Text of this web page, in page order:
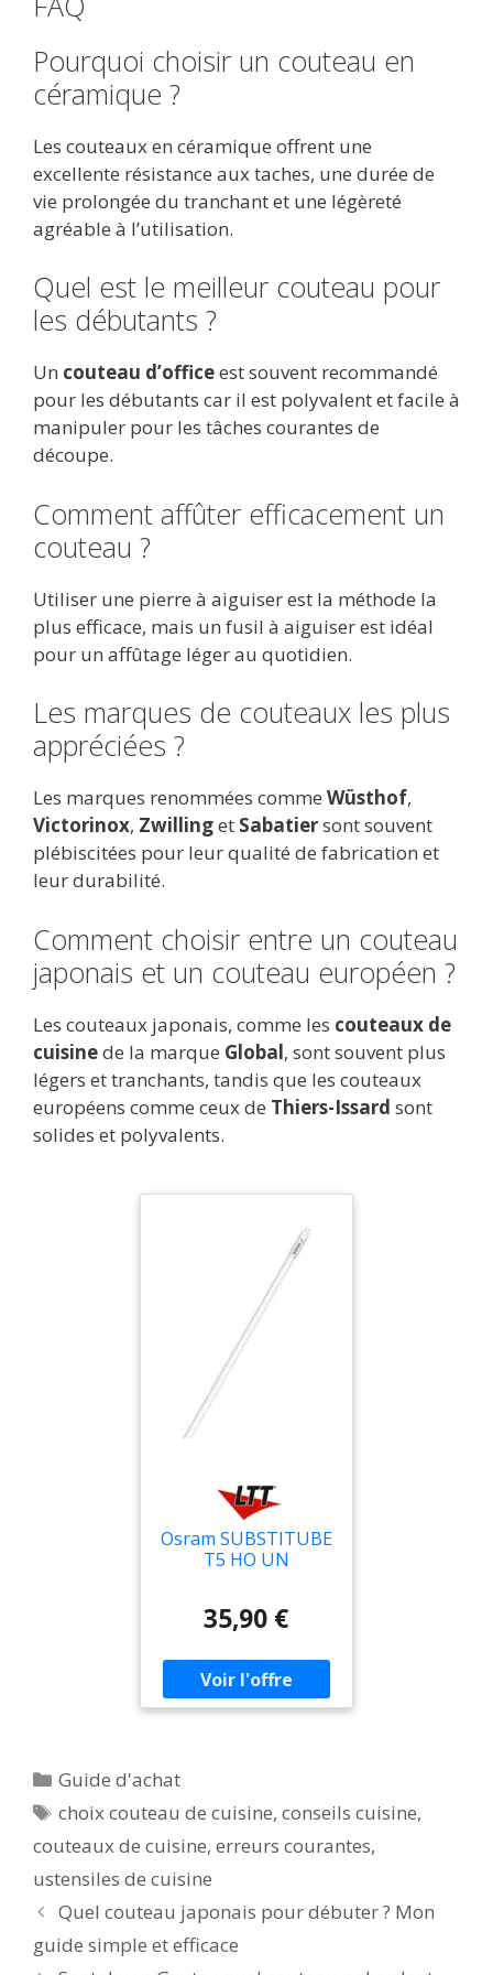
Pourquoi choisir un couteau en
céramique ?
Les couteaux en céramique offrent une
excellente résistance aux taches, une durée de
vie prolongée du tranchant et une légèreté
agréable à l’utilisation.
Quel est le meilleur couteau pour
les débutants ?
Un couteau d’officeest souvent recommandé
pour les débutants car il est polyvalent et facile à
manipuler pour les tâches courantes de
découpe.
Comment affûter efficacement un
couteau ?
Utiliser une pierre à aiguiser est la méthode la
plus efficace, mais un fusil à aiguiser est idéal
pour un affûtage léger au quotidien.
Les marques de couteaux les plus
appréciées ?
Les marques renommées comme Wüsthof,
Victorinox, Zwillinget Sabatiersont souvent
plébiscitées pour leur qualité de fabrication et
leur durabilité.
Comment choisir entre un couteau
japonais et un couteau européen ?
Les couteaux japonais, comme les couteaux de
cuisinede la marque Global, sont souvent plus
légers et tranchants, tandis que les couteaux
européens comme ceux de Thiers-Issard sont
solides et polyvalents.
Osram SUBSTITUBE
T5 HO UN
LED, socle G5
35,90 €
Catégories
Guide d'achat
Étiquettes
choix couteau de cuisine,conseils cuisine,
couteaux de cuisine, erreurs courantes,
ustensiles de cuisine
Quel couteau japonais pour débuter ? Mon
guide simple et efficace